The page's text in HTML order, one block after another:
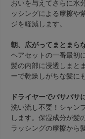
おいを与えてさらに水
ッシングによる摩擦や
ジを軽減します。
朝、広がってまとまら
ヘアセットの一番最初
髪の内部に浸透しまと
ーで乾燥しがちな髪に
ドライヤーでパサパサ
洗い流し不要！シャン
します。保湿成分が髪
ラッシングの摩擦から